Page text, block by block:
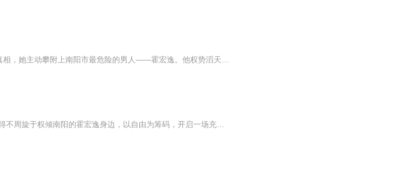
她曾是名门千金，一朝家破人亡，为查清姐姐“自杀”真相，她主动攀附上南阳市最危险的男人——霍宏逸。他权势滔天，冷戾薄情，身边绯闻不断，心里却始终藏着一个白月光。她以为这只是一场交易：他给她资源，她给他乖巧。可他步步紧逼，占有欲强得令人窒息...
纪家败落，昔日千金纪楠笙为替姐姐纪漫兮翻案，不得不周旋于权倾南阳的霍宏逸身边，以自由为筹码，开启一场充满算计的利益交换。霍宏逸，这位传闻中冷漠矜贵、占有欲极强的霍公子，买断了她的自由，却在日复一日的纠缠中，对这只看似温顺实则带刺的 “小猫...